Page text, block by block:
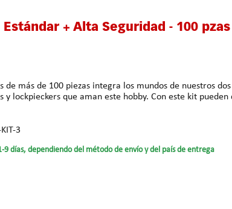
Estándar + Alta Seguridad - 100 pzas
de más de 100 piezas integra los mundos de nuestros
3
9 días, dependiendo del método de envío y del país de entrega